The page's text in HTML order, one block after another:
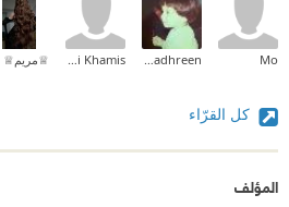
Mo
Amal Nadhreen
Mai Khamis ♕مريم♕
كل القرّاء
المؤلف